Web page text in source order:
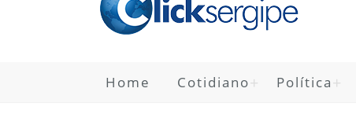
Home Cotidiano Política